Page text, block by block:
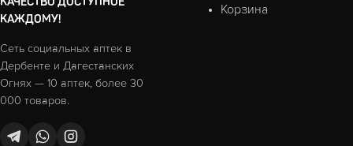
КАЖДОМУ!
Сеть социальных аптек в
Дербенте и Дагестанских
Огнях — 10 аптек, более 30
000 товаров.
Корзина